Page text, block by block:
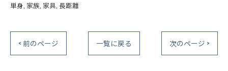
単身 家族 家具 長距離
< 前のページ 一覧に戻る 次のページ >